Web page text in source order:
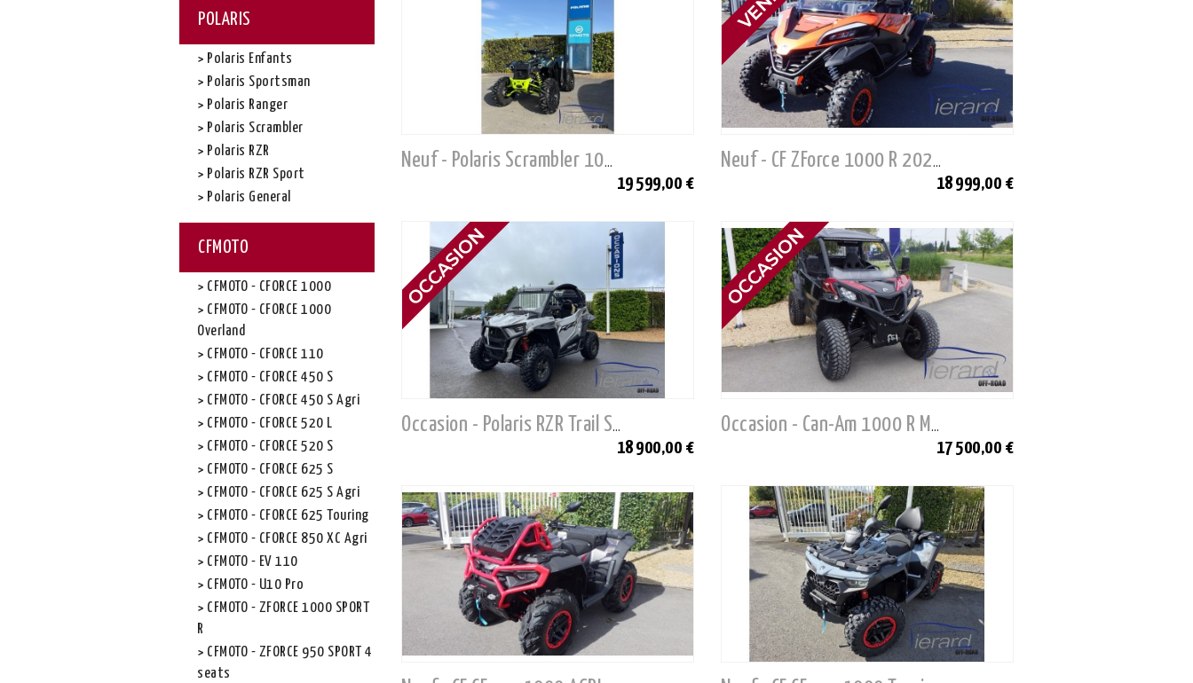
POLARIS
Polaris Enfants
Polaris Sportsman
Polaris Ranger
Polaris Scrambler
Polaris RZR
Polaris RZR Sport
Polaris General
CFMOTO
CFMOTO - CFORCE 1000
CFMOTO - CFORCE 1000
Overland
CFMOTO - CFORCE 110
CFMOTO - CFORCE 450 S
CFMOTO - CFORCE 450 S Agri
CFMOTO - CFORCE 520 L
CFMOTO - CFORCE 520 S
CFMOTO - CFORCE 625 S
CFMOTO - CFORCE 625 S Agri
CFMOTO - CFORCE 625 Touring
CFMOTO - CFORCE 850 XC Agri
CFMOTO - EV 110
CFMOTO - U10 Pro
CFMOTO - ZFORCE 1000 SPORT
R
CFMOTO - ZFORCE 950 SPORT 4
seats
Neuf - Polaris Scrambler 1000 S EPS
19 599,00 €
Neuf - CF ZForce 1000 R 2025
18 999,00 €
Occasion - Polaris RZR Trail S 1000 Premium
18 900,00 €
Occasion - Can-Am 1000 R Modèle 2024
17 500,00 €